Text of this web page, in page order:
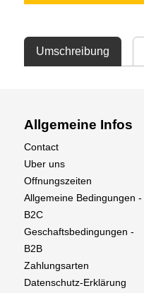
Umschreibung
Allgemeine Infos
Contact
Uber uns
Offnungszeiten
Allgemeine Bedingungen -
B2C
Geschaftsbedingungen -
B2B
Zahlungsarten
Datenschutz-Erklärung